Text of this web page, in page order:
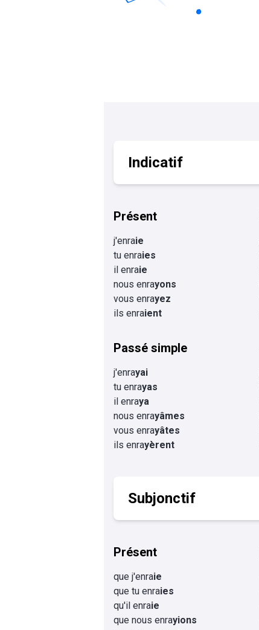
Indicatif
Présent
j'enraie
tu enraies
il enraie
nous enrayons
vous enrayez
ils enraient
Passé simple
j'enrayai
tu enrayas
il enraya
nous enrayâmes
vous enrayâtes
ils enrayèrent
Subjonctif
Présent
que j'enraie
que tu enraies
qu'il enraie
que nous enrayions